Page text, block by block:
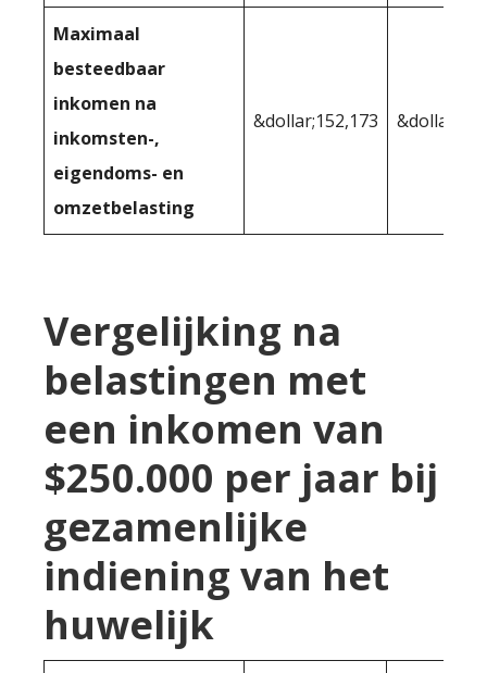
Maximaal
besteedbaar
inkomen na
inkomsten-,
eigendoms- en
omzetbelasting
&dollar;152,173
Vergelijking na
belastingen met
een inkomen van
$250.000 per jaar bij
gezamenlijke
indiening van het
huwelijk